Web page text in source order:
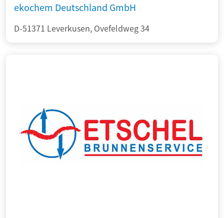
ekochem Deutschland GmbH
D-51371 Leverkusen, Ovefeldweg 34